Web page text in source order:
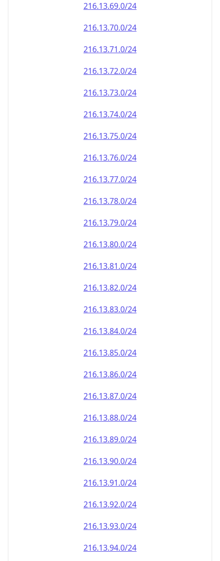
216.13.69.0/24
216.13.70.0/24
216.13.71.0/24
216.13.72.0/24
216.13.73.0/24
216.13.74.0/24
216.13.75.0/24
216.13.76.0/24
216.13.77.0/24
216.13.78.0/24
216.13.79.0/24
216.13.80.0/24
216.13.81.0/24
216.13.82.0/24
216.13.83.0/24
216.13.84.0/24
216.13.85.0/24
216.13.86.0/24
216.13.87.0/24
216.13.88.0/24
216.13.89.0/24
216.13.90.0/24
216.13.91.0/24
216.13.92.0/24
216.13.93.0/24
216.13.94.0/24